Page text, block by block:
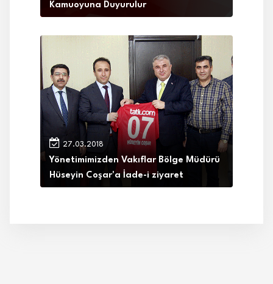
Kamuoyuna Duyurulur
27.03.2018
Yönetimimizden Vakıflar Bölge Müdürü
Hüseyin Coşar'a İade-i ziyaret